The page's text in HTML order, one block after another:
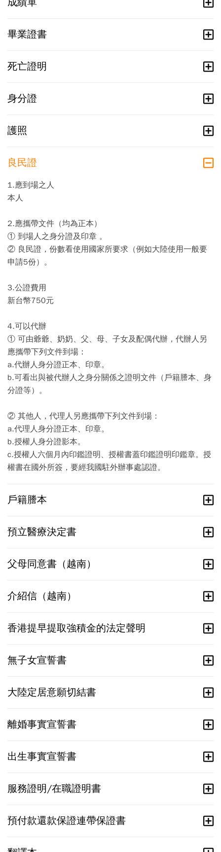
畢業證書
死亡證明
身分證
護照
良民證
1.應到場之人
本人
2.應攜帶文件（均為正本）
① 到場人之身分證及印章 。
② 良民證，份數看使用國家所要求（例如大陸使用一般要
申請5份）。
3.公證費用
新台幣750元
4.可以代辦
① 可由爺爺、奶奶、父、母、子女及配偶代辦，代辦人另
應攜帶下列文件到場：
a.代辦人身分證正本、印章。
b.可看出與被代辦人之身分關係之證明文件（戶籍謄本、身
分證等）。
② 其他人，代理人另應攜帶下列文件到場：
a.代理人身分證正本、印章。
b.授權人身分證影本。
c.授權人六個月內印鑑證明、授權書蓋印鑑證明印鑑章。授
權書在國外所簽，要經我國駐外辦事處認證。
戶籍謄本
預立醫療決定書
父母同意書（越南）
介紹信（越南）
香港提早提取強積金的法定聲明
無子女宣誓書
大陸定居意願切結書
離婚事實宣誓書
出生事實宣誓書
服務證明/在職證明書
預付款還款保證連帶保證書